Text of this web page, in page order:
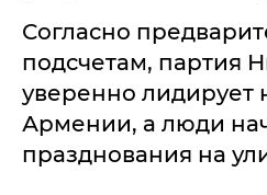
Согласно
подсчетам, партия
уверенно лидирует
Армении, а люди
празднования на